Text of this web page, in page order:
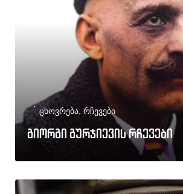
ცხოვრება რჩევები
გიორგი გურჯიევის რჩევები